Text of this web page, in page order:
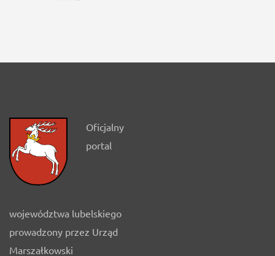
Oficjalny
portal
województwa lubelskiego
prowadzony przez Urząd
Marszałkowski